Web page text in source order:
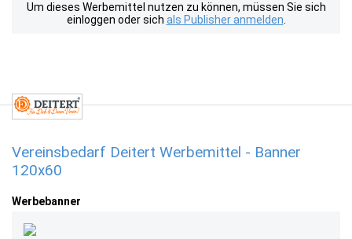
Um dieses Werbemittel nutzen zu können, müssen Sie sich
einloggen oder sich als Publisher anmelden
Vereinsbedarf Deitert Werbemittel - Banner
120x60
Werbebanner